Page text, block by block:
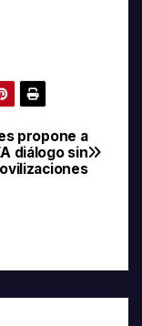
propone a
diálogo sin